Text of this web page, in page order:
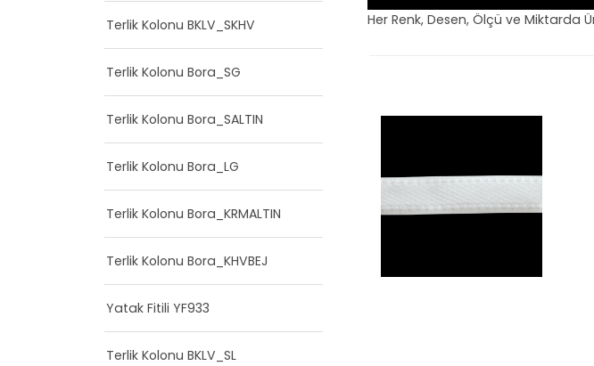
Her Renk, Desen, Ölçü ve Miktarda
Terlik Kolonu BKLV_SKHV
Terlik Kolonu Bora_SG
Terlik Kolonu Bora_SALTIN
Terlik Kolonu Bora_LG
Terlik Kolonu Bora_KRMALTIN
Terlik Kolonu Bora_KHVBEJ
Yatak Fitili YF933
Terlik Kolonu BKLV_SL